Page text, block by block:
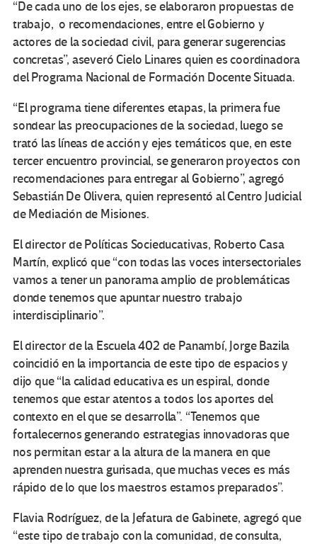
“De cada uno de los ejes, se elaboraron propuestas de
trabajo, o recomendaciones, entre el Gobierno y
actores de la sociedad civil, para generar sugerencias
concretas”, aseveró Cielo Linares quien es coordinadora
del Programa Nacional de Formación Docente Situada.
“El programa tiene diferentes etapas, la primera fue
sondear las preocupaciones de la sociedad, luego se
trató las líneas de acción y ejes temáticos que, en este
tercer encuentro provincial, se generaron proyectos con
recomendaciones para entregar al Gobierno”, agregó
Sebastián De Olivera, quien representó al Centro Judicial
de Mediación de Misiones.
El director de Políticas Socieducativas, Roberto Casa
Martín, explicó que “con todas las voces intersectoriales
vamos a tener un panorama amplio de problemáticas
donde tenemos que apuntar nuestro trabajo
interdisciplinario”.
El director de la Escuela 402 de Panambí, Jorge Bazila
coincidió en la importancia de este tipo de espacios y
dijo que “la calidad educativa es un espiral, donde
tenemos que estar atentos a todos los aportes del
contexto en el que se desarrolla”. “Tenemos que
fortalecernos generando estrategias innovadoras que
nos permitan estar a la altura de la manera en que
aprenden nuestra gurisada, que muchas veces es más
rápido de lo que los maestros estamos preparados”.
Flavia Rodríguez, de la Jefatura de Gabinete, agregó que
“este tipo de trabajo con la comunidad, de consulta,